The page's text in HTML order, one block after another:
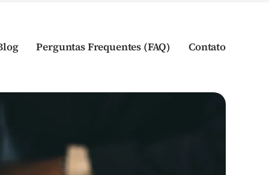
Perguntas Frequentes (FAQ) Contato